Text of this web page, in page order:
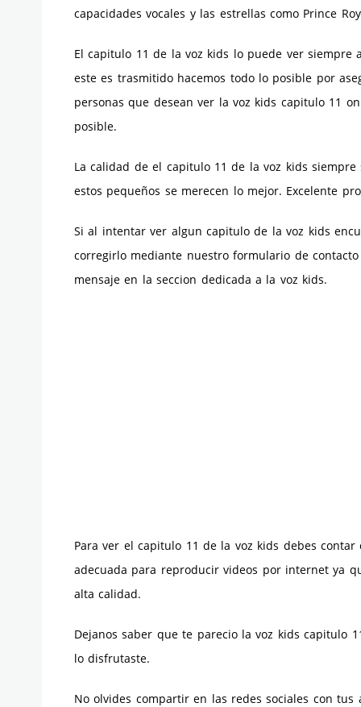
capacidades vocales y las estrellas como Prince
El capitulo 11 de la voz kids lo puede ver
este es trasmitido hacemos todo lo posible por
personas que desean ver la voz kids capitulo 11
posible.
La calidad de el capitulo 11 de la voz kids
estos pequeños se merecen lo mejor. Excelente
Si al intentar ver algun capitulo de la voz kids
corregirlo mediante nuestro formulario de
mensaje en la seccion dedicada a la voz kids.
Para ver el capitulo 11 de la voz kids debes
adecuada para reproducir videos por internet ya
alta calidad.
Dejanos saber que te parecio la voz kids capitulo
lo disfrutaste.
No olvides compartir en las redes sociales con